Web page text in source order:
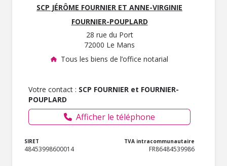
SCP JÉRÔME FOURNIER ET ANNE-VIRGINIE
FOURNIER-POUPLARD
28 rue du Port
72000 Le Mans
Tous les biens de l’office notarial
Votre contact : SCP FOURNIER et FOURNIER-
POUPLARD
Afficher le téléphone
SIRET
48453998600014
TVA intracommunautaire
FR86484539986